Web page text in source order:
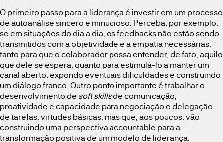
O primeiro passo para a liderança é investir em um processo
de autoanálise sincero e minucioso. Perceba, por exemplo,
se em situações do dia a dia, os feedbacks não estão sendo
transmitidos com a objetividade e a empatia necessárias,
tanto para que o colaborador possa entender, de fato, aquilo
que dele se espera, quanto para estimulá-lo a manter um
canal aberto, expondo eventuais dificuldades e construindo
um diálogo franco. Outro ponto importante é trabalhar o
desenvolvimento de soft skillsde comunicação,
proatividade e capacidade para negociação e delegação
de tarefas, virtudes básicas, mas que, aos poucos, vão
construindo uma perspectiva accountable para a
transformação positiva de um modelo de liderança.